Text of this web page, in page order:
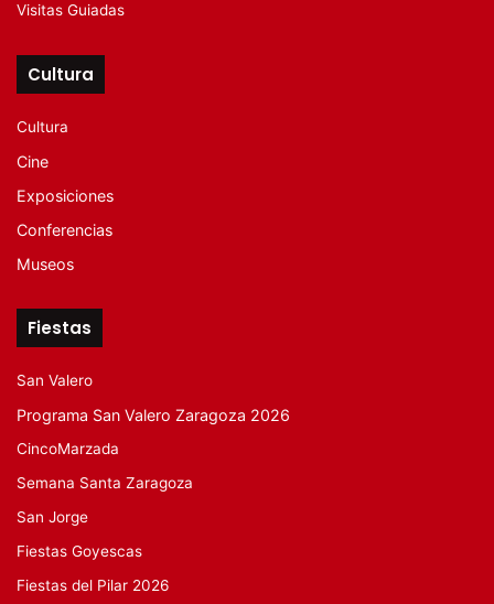
Visitas Guiadas
Cultura
Cultura
Cine
Exposiciones
Conferencias
Museos
Fiestas
San Valero
Programa San Valero Zaragoza 2026
CincoMarzada
Semana Santa Zaragoza
San Jorge
Fiestas Goyescas
Fiestas del Pilar 2026